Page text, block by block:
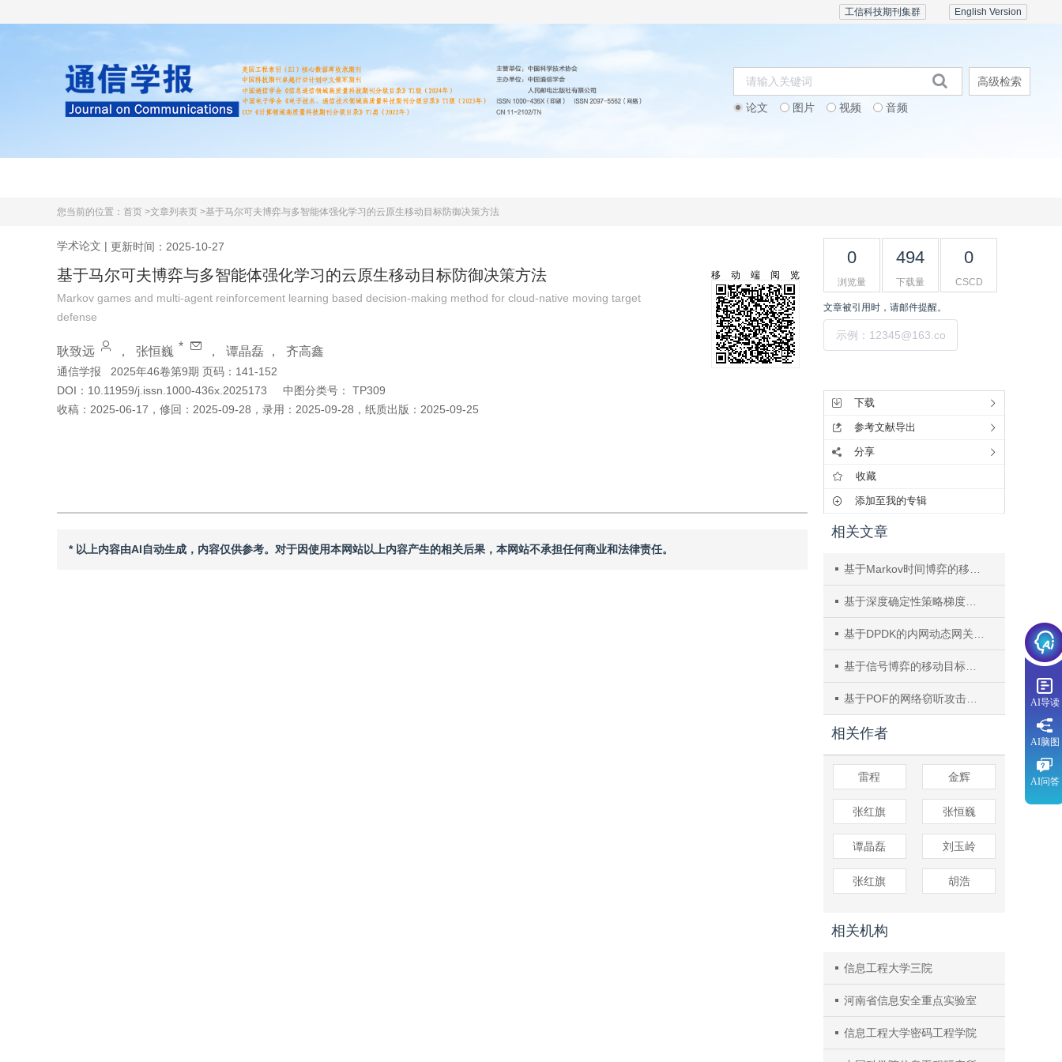
English Version
工信科技期刊集群
论文 图片 视频 音频
高级检索
您当前的位置： 首页 >文章列表页 >基于马尔可夫博弈与多智能体强化学习的云原生移动目标防御决策方法
学术论文 | 更新时间：2025-10-27
基于马尔可夫博弈与多智能体强化学习的云原生移动目标防御决策方法
Markov games and multi-agent reinforcement learning based decision-making method for cloud-native moving target
defense
耿致远 ， 张恒巍 * ， 谭晶磊 ， 齐高鑫
通信学报
2025年46卷第9期 页码：141-152
DOI： 10.11959/j.issn.1000-436x.2025173 中图分类号：
TP309
收稿： 2025-06-17 ， 修回： 2025-09-28 ， 录用： 2025-09-28 ， 纸质出版： 2025-09-25
移动端阅览
* 以上内容由AI自动生成，内容仅供参考。对于因使用本网站以上内容产生的相关后果，本网站不承担任何商业和法律责任。
0
浏览量
494
下载量
0
CSCD
文章被引用时，请邮件提醒。
下载
参考文献导出
分享
收藏
添加至我的专辑
相关文章
基于Markov时间博弈的移动目标防御最优策略选取方法
基于深度确定性策略梯度的随机路由防御方法
基于DPDK的内网动态网关关键技术设计
基于信号博弈的移动目标防御最优策略选取方法
基于POF的网络窃听攻击移动目标防御方法
相关作者
雷程 金辉
张红旗 张恒巍
谭晶磊 刘玉岭
张红旗 胡浩
相关机构
信息工程大学三院
河南省信息安全重点实验室
信息工程大学密码工程学院
AI导读
AI脑图
AI问答